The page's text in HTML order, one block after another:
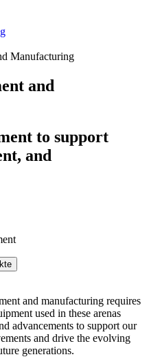
Manufacturing
and
to support
and
and manufacturing requires
used in these arenas
advancements to support our
and drive the evolving
generations.